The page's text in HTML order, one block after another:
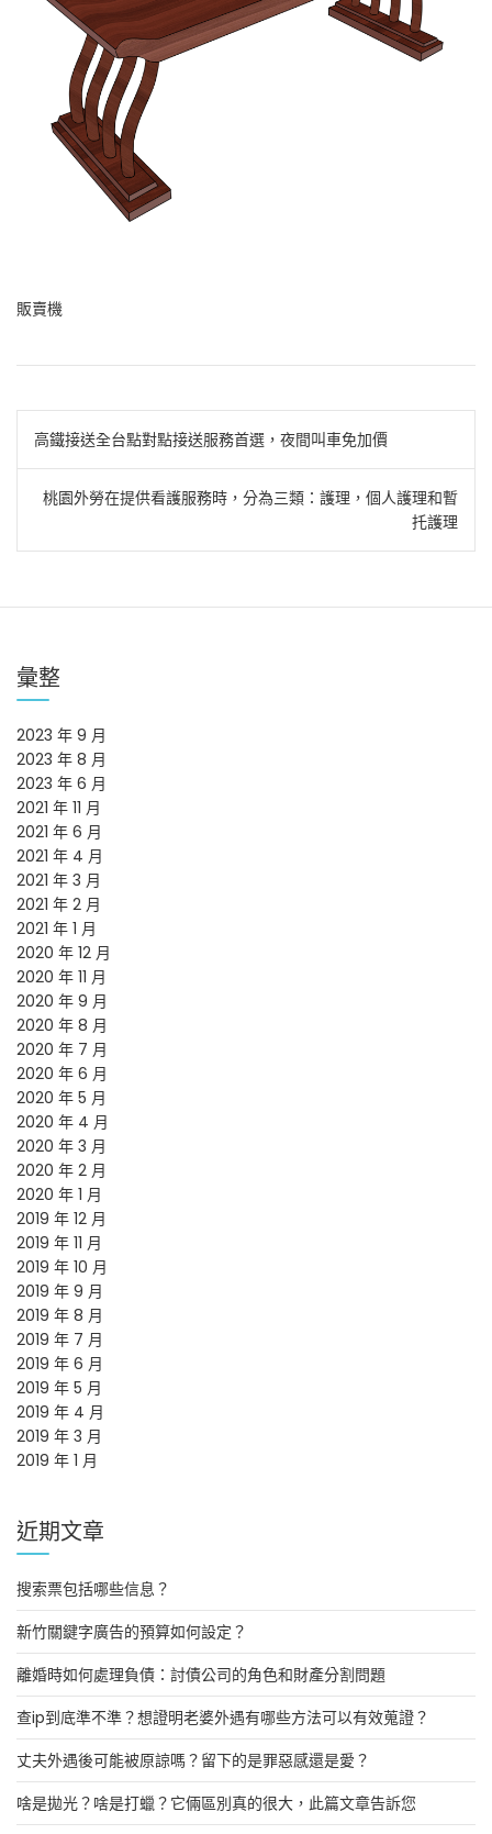
販賣機
文
章
高鐵接送全台點對點接送服務首選，夜間叫車免加價
桃園外勞在提供看護服務時，分為三類：護理，個人護理和暫
托護理
彙整
2023 年 9 月
2023 年 8 月
2023 年 6 月
2021 年 11 月
2021 年 6 月
2021 年 4 月
2021 年 3 月
2021 年 2 月
2021 年 1 月
2020 年 12 月
2020 年 11 月
2020 年 9 月
2020 年 8 月
2020 年 7 月
2020 年 6 月
2020 年 5 月
2020 年 4 月
2020 年 3 月
2020 年 2 月
2020 年 1 月
2019 年 12 月
2019 年 11 月
2019 年 10 月
2019 年 9 月
2019 年 8 月
2019 年 7 月
2019 年 6 月
2019 年 5 月
2019 年 4 月
2019 年 3 月
2019 年 1 月
近期文章
搜索票包括哪些信息？
新竹關鍵字廣告的預算如何設定？
離婚時如何處理負債：討債公司的角色和財產分割問題
查ip到底準不準？想證明老婆外遇有哪些方法可以有效蒐證？
丈夫外遇後可能被原諒嗎？留下的是罪惡感還是愛？
啥是拋光？啥是打蠟？它倆區別真的很大，此篇文章告訴您